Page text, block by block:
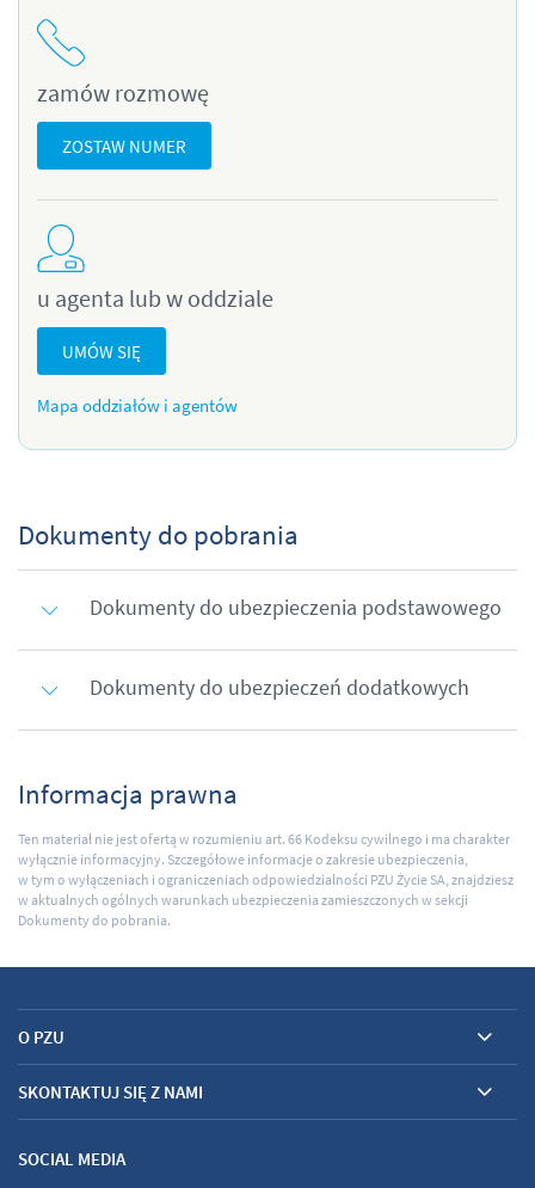
zamów rozmowę
ZOSTAW NUMER
u agenta lub w oddziale
UMÓW SIĘ
Mapa oddziałów i agentów
Dokumenty do pobrania
Dokumenty do ubezpieczenia podstawowego
Dokumenty do ubezpieczeń dodatkowych
Informacja prawna
Ten materiał nie jest ofertą w rozumieniu art. 66 Kodeksu cywilnego i ma charakter
wyłącznie informacyjny. Szczegółowe informacje o zakresie ubezpieczenia,
w tym o wyłączeniach i ograniczeniach odpowiedzialności PZU Życie SA, znajdziesz
w aktualnych ogólnych warunkach ubezpieczenia zamieszczonych w sekcji
Dokumenty do pobrania.
O PZU
SKONTAKTUJ SIĘ Z NAMI
SOCIAL MEDIA